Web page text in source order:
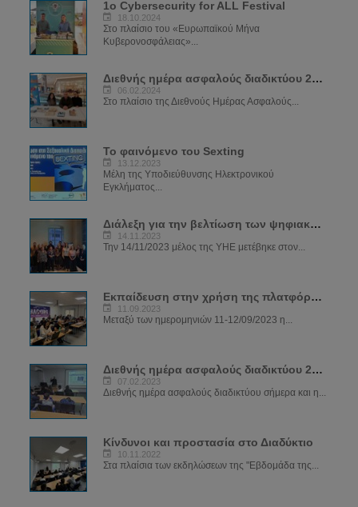
1ο Cybersecurity for ALL Festival
18.10.2024
Στο πλαίσιο του «Ευρωπαϊκού Μήνα
Κυβερονοσφάλειας»...
Διεθνής ημέρα ασφαλούς διαδικτύου 2024
06.02.2024
Στο πλαίσιο της Διεθνούς Ημέρας Ασφαλούς...
Το φαινόμενο του Sexting
13.12.2023
Μέλη της Υποδιεύθυνσης Ηλεκτρονικού
Εγκλήματος...
Διάλεξη για την βελτίωση των ψηφιακών δεξιοτήτων των μελών του ΣΠΑΒΟ
14.11.2023
Την 14/11/2023 μέλος της ΥΗΕ μετέβηκε στον...
Εκπαίδευση στην χρήση της πλατφόρμας SIRIUS
11.09.2023
Μεταξύ των ημερομηνιών 11-12/09/2023 η...
Διεθνής ημέρα ασφαλούς διαδικτύου 2023
07.02.2023
Διεθνής ημέρα ασφαλούς διαδικτύου σήμερα και η...
Κίνδυνοι και προστασία στο Διαδύκτιο
10.11.2022
Στα πλαίσια των εκδηλώσεων της "Εβδομάδα της...